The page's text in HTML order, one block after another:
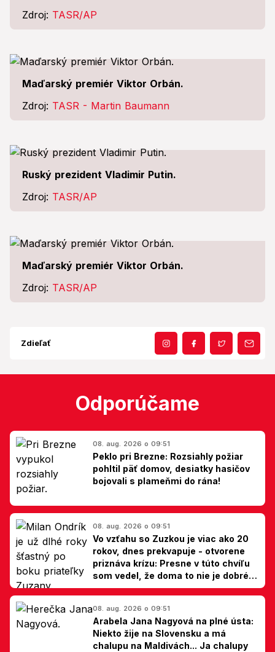
Zdroj: TASR/AP
Maďarský premiér Viktor Orbán.
Zdroj: TASR - Martin Baumann
Ruský prezident Vladimir Putin.
Zdroj: TASR/AP
Maďarský premiér Viktor Orbán.
Zdroj: TASR/AP
Zdieľať
Odporúčame
08. aug. 2026 o 09:51
Peklo pri Brezne: Rozsiahly požiar
pohltil päť domov, desiatky hasičov
bojovali s plameňmi do rána!
08. aug. 2026 o 09:51
Vo vzťahu so Zuzkou je viac ako 20
rokov, dnes prekvapuje - otvorene
priznáva krízu: Presne v túto chvíľu
som vedel, že doma to nie je dobré,
hovorí Milan Ondrík
08. aug. 2026 o 09:51
Arabela Jana Nagyová na plné ústa:
Niekto žije na Slovensku a má
chalupu na Maldivách... Ja chalupy